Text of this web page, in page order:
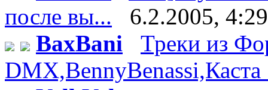
после вы...
6.2.2005, 4:29
BaxBani
Треки из
DMX,BennyBenassi,Каста